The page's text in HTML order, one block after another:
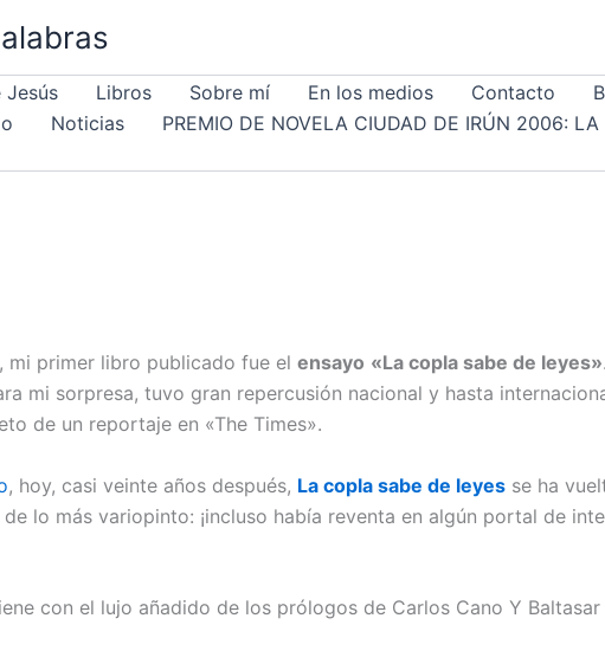
Jesús Libros Sobre mí En los medios Contacto
Noticias
PREMIO DE NOVELA CIUDAD DE IRÚN 2006:
mi primer libro publicado fue el ensayo «La copla sabe de leyes»
mi sorpresa, tuvo gran repercusión nacional y hasta
de un reportaje en «The Times».
, hoy, casi veinte años después, La copla sabe de leyes se ha
lo más variopinto: ¡incluso había reventa en algún portal de
con el lujo añadido de los prólogos de Carlos Cano Y Baltasar